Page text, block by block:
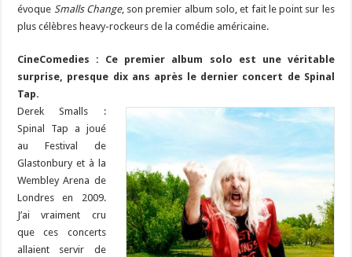
évoque Smalls Change, son premier album solo, et fait le point sur les
plus célèbres heavy-rockeurs de la comédie américaine.
CineComedies : Ce premier album solo est une véritable
surprise, presque dix ans après le dernier concert de Spinal
Tap.
Derek Smalls :
Spinal Tap a joué
au Festival de
Glastonbury et à la
Wembley Arena de
Londres en 2009.
J’ai vraiment cru
que ces concerts
allaient servir de